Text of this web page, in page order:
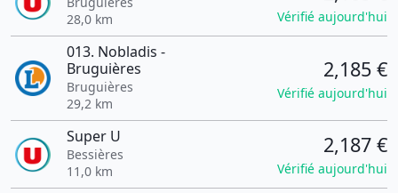
28,0 km
Vérifié aujourd'hui
013. Nobladis -
Bruguières
Bruguières
29,2 km
2,185 €
Vérifié aujourd'hui
Super U
Bessières
11,0 km
2,187 €
Vérifié aujourd'hui